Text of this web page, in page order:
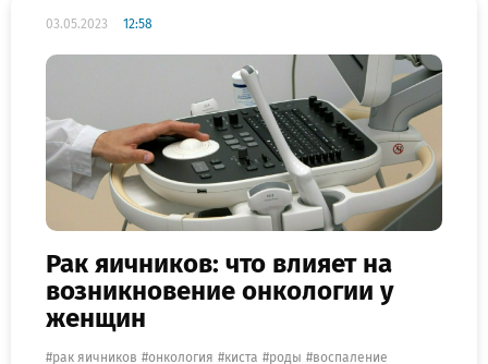
03.05.2023 12:58
Рак яичников: что влияет на
возникновение онкологии у
женщин
рак яичников онкология киста роды воспаление